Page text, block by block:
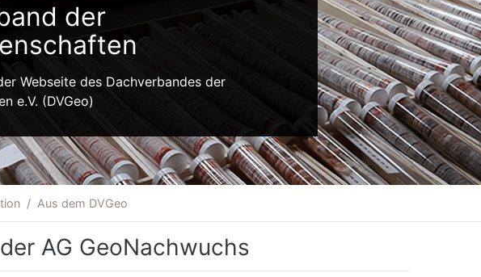
der
Webseite des Dachverbandes der
e.V. (DVGeo)
Aus dem DVGeo
AG GeoNachwuchs